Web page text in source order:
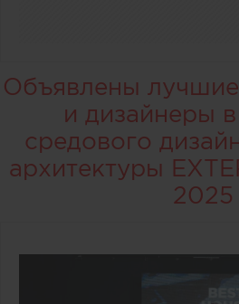
Объявлены
и дизайнеры
средового
архитектуры
2025